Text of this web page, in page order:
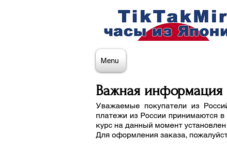
Menu
Важная информация
Уважаемые покупатели из
платежи из России принимаются
курс на данный момент
Для оформления заказа,